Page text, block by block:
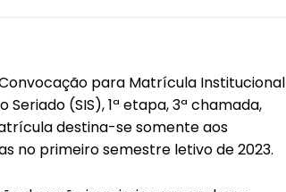
para Matrícula Institucional
(SIS), 1ª etapa, 3ª chamada,
destina-se somente aos
no primeiro semestre letivo de 2023.